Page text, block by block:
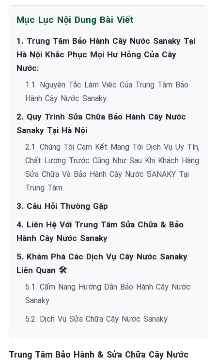
Mục Lục Nội Dung Bài Viết
1. ️Trung Tâm Bảo Hành Cây Nước Sanaky Tại
Hà Nội Khắc Phục Mọi Hư Hỏng Của Cây
Nước:
1.1. Nguyên Tắc Làm Việc Của Trung Tâm Bảo
Hành Cây Nước Sanaky:
2. Quy Trinh Sửa Chữa Bảo Hành Cây Nước
Sanaky Tại Hà Nội
2.1. Chúng Tôi Cam Kết Mang Tới Dịch Vụ Uy Tín,
Chất Lượng Trước Cũng Như Sau Khi Khách Hàng
Sửa Chữa Và Bảo Hành Cây Nước SANAKY Tại
Trung Tâm.
3. Câu Hỏi Thường Gặp
4. Liên Hệ Với Trung Tâm Sửa Chữa & Bảo
Hành Cây Nước Sanaky
5. Khám Phá Các Dịch Vụ Cây Nước Sanaky
Liên Quan 🛠️
5.1. Cẩm Nang Hướng Dẫn Bảo Hành Cây Nước
Sanaky
5.2. Dịch Vụ Sửa Chữa Cây Nước Sanaky
Trung Tâm Bảo Hành & Sửa Chữa Cây Nước